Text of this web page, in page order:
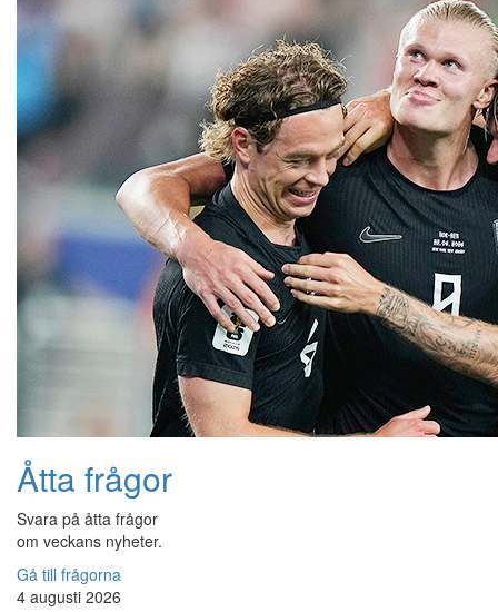
Åtta frågor
Svara på åtta frågor
om veckans nyheter.
Gå till frågorna
4 augusti 2026